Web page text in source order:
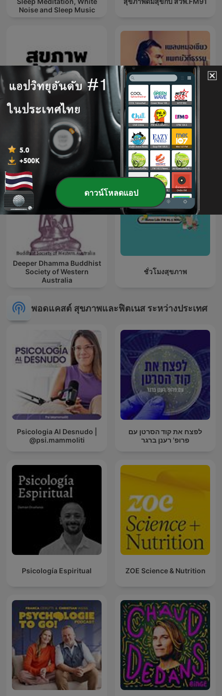
Noise and Sleep Music
สุขภาพ องค์รวม | Holistic
Health
เพลงหมอเขียว
Deeper Dhamma Buddhist
Society of Western
Australia
ชั่วโมงสุขภาพ
พอดแคสต์ สุขภาพและฟิตเนส ระหว่างประเทศ
Psicologia Al Desnudo |
@psi.mammoliti
לפצח את קוד הסרטן עם
פרופ' רענן ברגר
Psicología Espiritual ZOE Science & Nutrition
ดาวน์โหลดแอป